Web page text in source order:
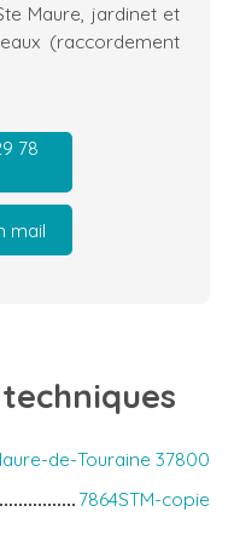
Maure, jardinet et
(raccordement
78
mail
techniques
de-Touraine 37800
7864STM-copie